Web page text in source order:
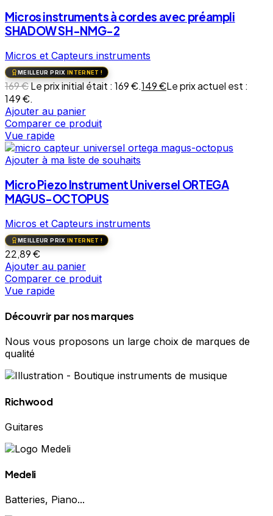
Micros instruments à cordes avec préampli
SHADOW SH-NMG-2
Micros et Capteurs instruments
MEILLEUR PRIX INTERNET !
169€Le prix initial était : 169 €.149€Le prix actuel est :
149 €.
Ajouter au panier
Comparer ce produit
Vue rapide
Ajouter à ma liste de souhaits
Micro Piezo Instrument Universel ORTEGA
MAGUS-OCTOPUS
Micros et Capteurs instruments
MEILLEUR PRIX INTERNET !
22,89€
Ajouter au panier
Comparer ce produit
Vue rapide
Découvrir par nos marques
Nous vous proposons un large choix de marques de
qualité
Richwood
Guitares
Medeli
Batteries, Piano...